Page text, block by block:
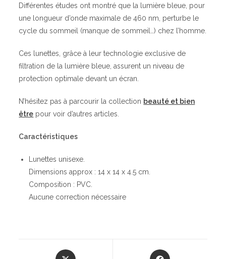
Différentes études ont montré que la lumière bleue, pour
une longueur d’onde maximale de 460 nm, perturbe le
cycle du sommeil (manque de sommeil…) chez l’homme.
Ces lunettes, grâce à leur technologie exclusive de
filtration de la lumière bleue, assurent un niveau de
protection optimale devant un écran.
N’hésitez pas à parcourir la collection beauté et bien
être pour voir d’autres articles.
Caractéristiques
Lunettes unisexe.
Dimensions approx : 14 x 14 x 4.5 cm.
Composition : PVC.
Aucune correction nécessaire
Opens
Opens